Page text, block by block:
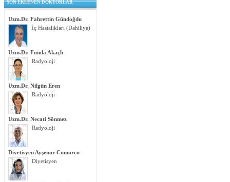
SON EKLENEN DOKTORLAR
Uzm.Dr. Fahrettin Gündoğdu
İç Hastalıkları (Dahiliye)
Uzm.Dr. Funda Akaçlı
Radyoloji
Uzm.Dr. Nilgün Eren
Radyoloji
Uzm.Dr. Necati Sönmez
Radyoloji
Diyetisyen Ayşenur Cumurcu
Diyetisyen